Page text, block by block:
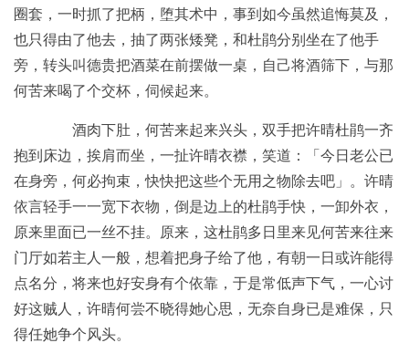
圈套，一时抓了把柄，堕其术中，事到如今虽然追悔莫及，
也只得由了他去，抽了两张矮凳，和杜鹃分别坐在了他手
旁，转头叫德贵把酒菜在前摆做一桌，自己将酒筛下，与那
何苦来喝了个交杯，伺候起来。
酒肉下肚，何苦来起来兴头，双手把许晴杜鹃一齐
抱到床边，挨肩而坐，一扯许晴衣襟，笑道：「今日老公已
在身旁，何必拘束，快快把这些个无用之物除去吧」。许晴
依言轻手一一宽下衣物，倒是边上的杜鹃手快，一卸外衣，
原来里面已一丝不挂。原来，这杜鹃多日里来见何苦来往来
门厅如若主人一般，想着把身子给了他，有朝一日或许能得
点名分，将来也好安身有个依靠，于是常低声下气，一心讨
好这贼人，许晴何尝不晓得她心思，无奈自身已是难保，只
得任她争个风头。